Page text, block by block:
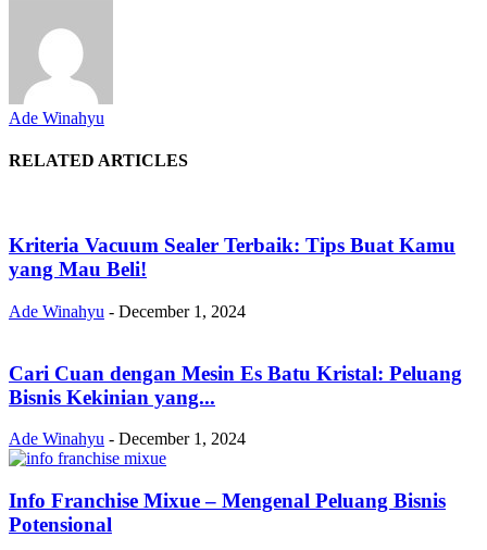
Ade Winahyu
RELATED ARTICLES
Kriteria Vacuum Sealer Terbaik: Tips Buat Kamu
yang Mau Beli!
Ade Winahyu - December 1, 2024
Cari Cuan dengan Mesin Es Batu Kristal: Peluang
Bisnis Kekinian yang...
Ade Winahyu - December 1, 2024
Info Franchise Mixue – Mengenal Peluang Bisnis
Potensional